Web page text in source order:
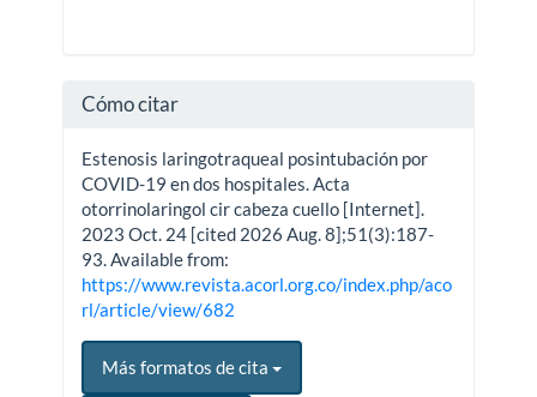
Cómo citar
Estenosis laringotraqueal posintubación por
COVID-19 en dos hospitales. Acta
otorrinolaringol cir cabeza cuello [Internet].
2023 Oct. 24 [cited 2026 Aug. 8];51(3):187-
93. Available from:
https://www.revista.acorl.org.co/index.php/aco
rl/article/view/682
Más formatos de cita